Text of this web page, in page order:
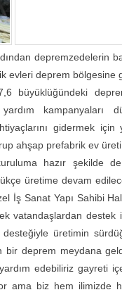
depremzedelerin
evleri deprem bölgesine
büyüklüğündeki
kampanyaları
gidermek için
ahşap prefabrik ev
hazır şekilde
üretime devam
İş Sanat Yapı Sahibi
vatandaşlardan destek
desteğiyle üretimin
bir deprem meydana
edebiliriz gayreti
ama biz hem ilimizde